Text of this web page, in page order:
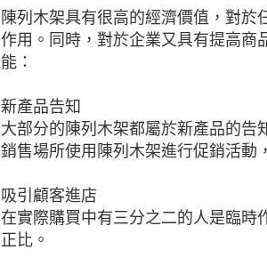
陳列木架具有很高的經濟價值，對
作用。同時，對於企業又具有提高商
能：
新產品告知
大部分的陳列木架都屬於新產品的告
銷售場所使用陳列木架進行促銷活動
吸引顧客進店
在實際購買中有三分之二的人是臨時
正比。